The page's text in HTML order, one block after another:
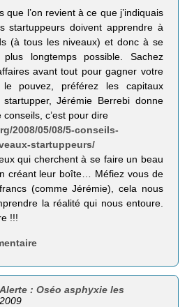
que l’on revient à ce que j’indiquais
startuppeurs doivent apprendre à
(à tous les niveaux) et donc à se
longtemps possible. Sachez
avant tout pour gagner votre
pouvez, préférez les capitaux
Jérémie Berrebi donne
conseils, c’est pour dire
2008/05/08/5-conseils-
startuppeurs/
qui cherchent à se faire un beau
créant leur boîte… Méfiez vous de
(comme Jérémie), cela nous
la réalité qui nous entoure.
!!!
Alerte : Oséo asphyxie les